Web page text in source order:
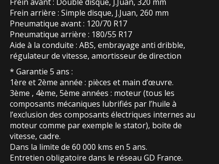
Frein arrière : Simple disque, J.Juan, 260 mm
Pneumatique avant : 120/70 R17
Pneumatique arrière : 180/55 R17
Aide à la conduite : ABS, embrayage anti dribble,
régulateur de vitesse, amortisseur de direction
* Garantie 5 ans :
1ère et 2ème année : pièces et main d’œuvre.
3ème , 4ème, 5ème années : moteur (tous les
composants mécaniques lubrifiés par l’huile à
l’exclusion des composants électriques internes au
moteur comme par exemple le stator), boite de
vitesse, cadre.
Dans la limite de 60 000 kms en 5 ans.
Entretien obligatoire dans le réseau GD France.